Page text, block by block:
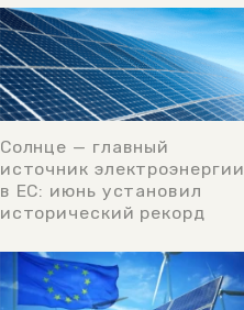
Солнце — главный
источник электроэнергии
в ЕС: июнь установил
исторический рекорд